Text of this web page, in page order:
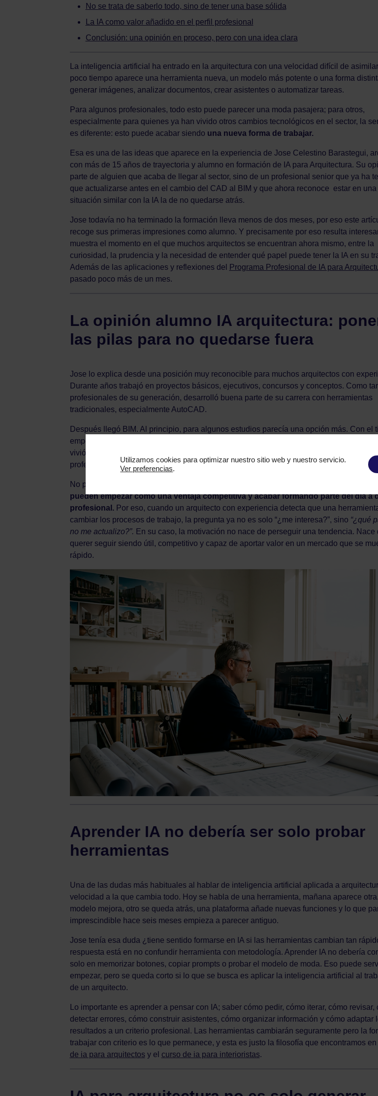
No se trata de saberlo todo, sino de tener una base sólida
La IA como valor añadido en el perfil profesional
Conclusión: una opinión en proceso, pero con una idea clara
La inteligencia artificial ha entrado en la arquitectura con una velocidad difícil de
poco tiempo aparece una herramienta nueva, un modelo más potente o una forma
generar imágenes, analizar documentos, crear asistentes o automatizar tareas.
Para algunos profesionales, todo esto puede parecer una moda pasajera; para otros,
especialmente para quienes ya han vivido otros cambios tecnológicos en el sector, la
es diferente: esto puede acabar siendo una nueva forma de trabajar.
Esa es una de las ideas que aparece en la experiencia de Jose Celestino Barastegui,
con más de 15 años de trayectoria y alumno en formación de IA para Arquitectura. Su
parte de alguien que acaba de llegar al sector, sino de un profesional senior que ya ha
que actualizarse antes en el cambio del CAD al BIM y que ahora reconoce estar en una
situación similar con la IA la de no quedarse atrás.
Jose todavía no ha terminado la formación lleva menos de dos meses, por eso este
recoge sus primeras impresiones como alumno. Y precisamente por eso resulta
muestra el momento en el que muchos arquitectos se encuentran ahora mismo, entre la
curiosidad, la prudencia y la necesidad de entender qué papel puede tener la IA en su
Además de las aplicaciones y reflexiones del
Programa Profesional de IA para
pasado poco más de un mes.
La opinión alumno IA arquitectura:
las pilas para no quedarse fuera
Jose lo explica desde una posición muy reconocible para muchos arquitectos con
Durante años trabajó en proyectos básicos, ejecutivos, concursos y conceptos. Como
profesionales de su generación, desarrolló buena parte de su carrera con herramientas
tradicionales, especialmente AutoCAD.
Después llegó BIM. Al principio, para algunos estudios parecía una opción más. Con el
empezó a ganar peso en ofertas laborales, procesos internos y formas de coordinación.
vivió ese cambio en primera persona y tuvo que hacer su propio proceso de reconversión
profesional, con la inteligencia artificial percibe algo parecido.
No porque IA y BIM sean lo mismo, sino porque ambas tecnologías comparten algo
pueden empezar como una ventaja competitiva y acabar formando parte del día a
profesional. Por eso, cuando un arquitecto con experiencia detecta que una
cambiar los procesos de trabajo, la pregunta ya no es solo “¿me interesa?”, sino “¿qué
no me actualizo?”. En su caso, la motivación no nace de perseguir una tendencia. Nace
querer seguir siendo útil, competitivo y capaz de aportar valor en un mercado que se
rápido.
Aprender IA no debería ser solo probar
herramientas
Una de las dudas más habituales al hablar de inteligencia artificial aplicada a
velocidad a la que cambia todo. Hoy se habla de una herramienta, mañana aparece
modelo mejora, otro se queda atrás, una plataforma añade nuevas funciones y lo que
imprescindible hace seis meses empieza a parecer antiguo.
Jose tenía esa duda ¿tiene sentido formarse en IA si las herramientas cambian tan
respuesta está en no confundir herramienta con metodología. Aprender IA no debería
solo en memorizar botones, copiar prompts o probar el modelo de moda. Eso puede
empezar, pero se queda corto si lo que se busca es aplicar la inteligencia artificial al
de un arquitecto.
Lo importante es aprender a pensar con IA; saber cómo pedir, cómo iterar, cómo revisar,
detectar errores, cómo construir asistentes, cómo organizar información y cómo adaptar
resultados a un criterio profesional. Las herramientas cambiarán seguramente pero la
trabajar con criterio es lo que permanece, y esta es justo la filosofía que encontramos en
de ia para arquitectos y el curso de ia para interioristas.
Utilizamos cookies para optimizar nuestro sitio web y nuestro servicio.
Ver preferencias.